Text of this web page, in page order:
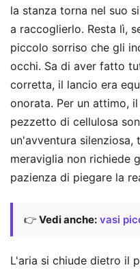
la stanza torna nel suo
a raccoglierlo. Resta lì,
piccolo sorriso che gli
occhi. Sa di aver fatto
corretta, il lancio era
onorata. Per un attimo,
pezzetto di cellulosa
un'avventura
meraviglia non richiede
pazienza di piegare la
👉 Vedi anche: vasi
L'aria si chiude dietro il